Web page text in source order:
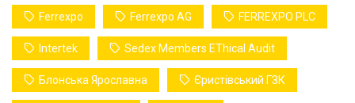
Ferrexpo Ferrexpo AG FERREXPO PLC
Intertek Sedex Members EThical Audit
Блонська Ярославна Єристівський ГЗК